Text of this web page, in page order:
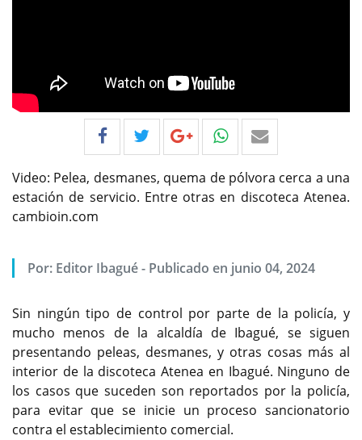
Video: Pelea, desmanes, quema de pólvora cerca a una
estación de servicio. Entre otras en discoteca Atenea.
cambioin.com
Por: Editor Ibagué- Publicado en junio 04, 2024
Sin ningún tipo de control por parte de la policía, y
mucho menos de la alcaldía de Ibagué, se siguen
presentando peleas, desmanes, y otras cosas más al
interior de la discoteca Atenea en Ibagué. Ninguno de
los casos que suceden son reportados por la policía,
para evitar que se inicie un proceso sancionatorio
contra el establecimiento comercial.